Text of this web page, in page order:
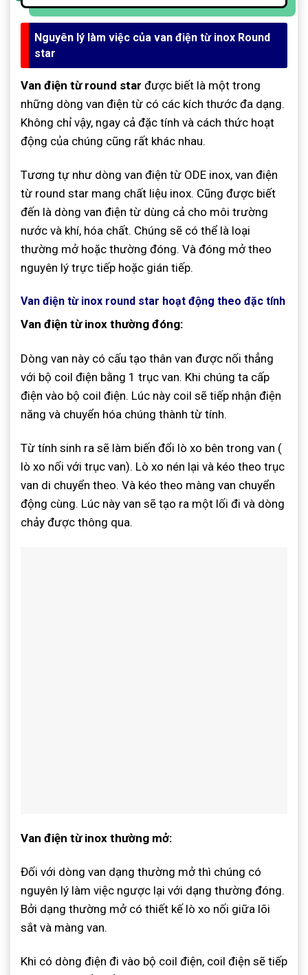
Nguyên lý làm việc của van điện từ inox Round
star
Van điện từ round star được biết là một trong
những dòng van điện từ có các kích thước đa dạng.
Không chỉ vậy, ngay cả đặc tính và cách thức hoạt
động của chúng cũng rất khác nhau.
Tương tự như dòng van điện từ ODE inox, van điện
từ round star mang chất liệu inox. Cũng được biết
đến là dòng van điện từ dùng cả cho môi trường
nước và khí, hóa chất. Chúng sẽ có thể là loại
thường mở hoặc thường đóng. Và đóng mở theo
nguyên lý trực tiếp hoặc gián tiếp.
Van điện từ inox round star hoạt động theo đặc tính
Van điện từ inox thường đóng:
Dòng van này có cấu tạo thân van được nối thẳng
với bộ coil điện bằng 1 trục van. Khi chúng ta cấp
điện vào bộ coil điện. Lúc này coil sẽ tiếp nhận điện
năng và chuyển hóa chúng thành từ tính.
Từ tính sinh ra sẽ làm biến đổi lò xo bên trong van (
lò xo nối với trục van). Lò xo nén lại và kéo theo trục
van di chuyển theo. Và kéo theo màng van chuyển
động cùng. Lúc này van sẽ tạo ra một lối đi và dòng
chảy được thông qua.
Van điện từ inox thường mở:
Đối với dòng van dạng thường mở thì chúng có
nguyên lý làm việc ngược lại với dạng thường đóng.
Bởi dạng thường mở có thiết kế lò xo nối giữa lõi
sắt và màng van.
Khi có dòng điện đi vào bộ coil điện, coil điện sẽ tiếp